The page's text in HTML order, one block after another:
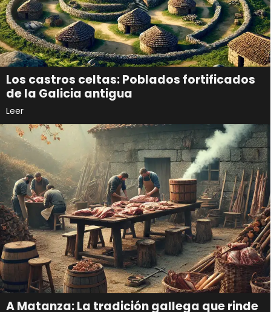
Los castros celtas: Poblados fortificados
de la Galicia antigua
Leer
A Matanza: La tradición gallega que rinde